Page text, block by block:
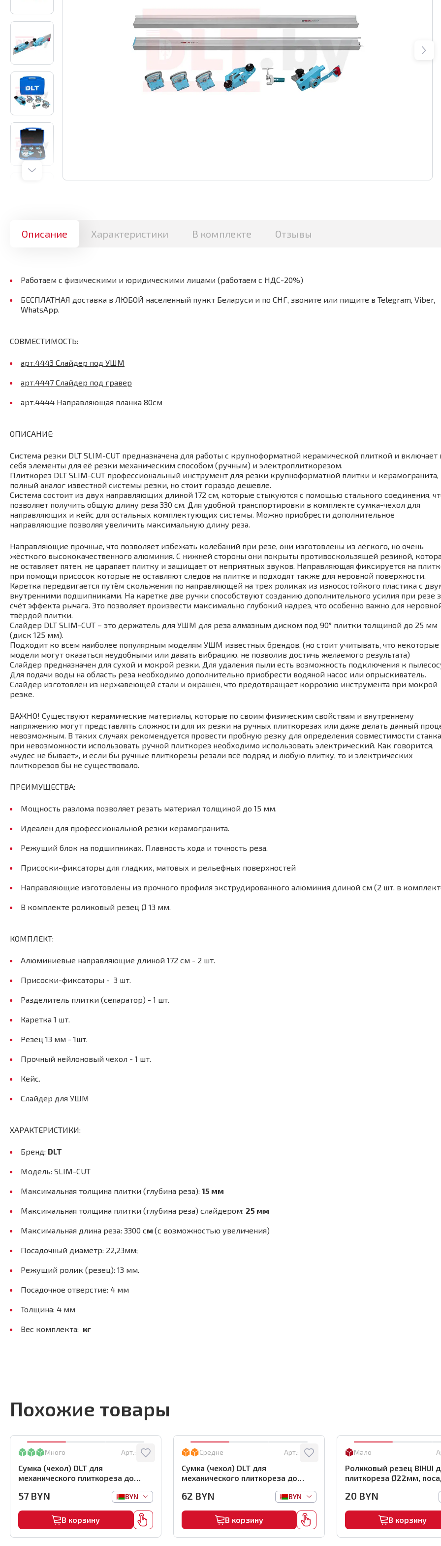
Описание Характеристики В комплекте Отзывы
Работаем с физическими и юридическими лицами (работаем с НДС-20%)
БЕСПЛАТНАЯ доставка в ЛЮБОЙ населенный пункт Беларуси и по СНГ, звоните или пищите в Telegram, Viber,
WhatsApp.
СОВМЕСТИМОСТЬ:
арт.4443 Слайдер под УШМ
арт.4447 Слайдер под гравер
арт.4444 Направляющая планка 80см
ОПИСАНИЕ:
Система резки DLT SLIM-CUT предназначена для работы с крупноформатной керамической плиткой и включает
себя элементы для её резки механическим способом (ручным) и электроплиткорезом.
Плиткорез DLT SLIM-CUT профессиональный инструмент для резки крупноформатной плитки и керамогранита,
полный аналог известной системы резки, но стоит гораздо дешевле.
Система состоит из двух направляющих длиной 172 см, которые стыкуются с помощью стального соединения,
позволяет получить общую длину реза 330 см. Для удобной транспортировки в комплекте сумка-чехол для
направляющих и кейс для остальных комплектующих системы. Можно приобрести дополнительное
направляющие позволяя увеличить максимальную длину реза.
Направляющие прочные, что позволяет избежать колебаний при резе, они изготовлены из лёгкого, но очень
жёсткого высококачественного алюминия. С нижней стороны они покрыты противоскользящей резиной,
не оставляет пятен, не царапает плитку и защищает от неприятных звуков. Направляющая фиксируется на
при помощи присосок которые не оставляют следов на плитке и подходят также для неровной поверхности.
Каретка передвигается путём скольжения по направляющей на трех роликах из износостойкого пластика с
внутренними подшипниками. На каретке две ручки способствуют созданию дополнительного усилия при резе
счёт эффекта рычага. Это позволяет произвести максимально глубокий надрез, что особенно важно для
твёрдой плитки.
Слайдер DLT SLIM-CUT – это держатель для УШМ для реза алмазным диском под 90° плитки толщиной до 25 мм
(диск 125 мм).
Подходит ко всем наиболее популярным моделям УШМ известных брендов. (но стоит учитывать, что некоторые
модели могут оказаться неудобными или давать вибрацию, не позволив достичь желаемого результата)
Слайдер предназначен для сухой и мокрой резки. Для удаления пыли есть возможность подключения к
Для подачи воды на область реза необходимо дополнительно приобрести водяной насос или опрыскиватель.
Слайдер изготовлен из нержавеющей стали и окрашен, что предотвращает коррозию инструмента при мокрой
резке.
ВАЖНО! Существуют керамические материалы, которые по своим физическим свойствам и внутреннему
напряжению могут представлять сложности для их резки на ручных плиткорезах или даже делать данный
невозможным. В таких случаях рекомендуется провести пробную резку для определения совместимости
при невозможности использовать ручной плиткорез необходимо использовать электрический. Как говорится,
«чудес не бывает», и если бы ручные плиткорезы резали всё подряд и любую плитку, то и электрических
плиткорезов бы не существовало.
ПРЕИМУЩЕСТВА:
Мощность разлома позволяет резать материал толщиной до 15 мм.
Идеален для профессиональной резки керамогранита.
Режущий блок на подшипниках. Плавность хода и точность реза.
Присоски-фиксаторы для гладких, матовых и рельефных поверхностей
Направляющие изготовлены из прочного профиля экструдированного алюминия длиной см (2 шт. в
В комплекте роликовый резец Ø 13 мм.
КОМПЛЕКТ:
Алюминиевые направляющие длиной 172 см - 2 шт.
Присоски-фиксаторы - 3 шт.
Разделитель плитки (сепаратор) - 1 шт.
Каретка 1 шт.
Резец 13 мм - 1шт.
Прочный нейлоновый чехол - 1 шт.
Кейс.
Слайдер для УШМ
ХАРАКТЕРИСТИКИ:
Бренд: DLT
Модель: SLIM-CUT
Максимальная толщина плитки (глубина реза): 15 мм
Максимальная толщина плитки (глубина реза) слайдером: 25 мм
Максимальная длина реза: 3300 см (с возможностью увеличения)
Посадочный диаметр: 22,23мм;
Режущий ролик (резец): 13 мм.
Посадочное отверстие: 4 мм
Толщина: 4 мм
Вес комплекта: кг
Похожие товары
Много Арт.: 0863
Сумка (чехол) DLT для
механического плиткореза до
57 BYN BYN
В корзину
Средне Арт.: 0864
Сумка (чехол) DLT для
механического плиткореза до
62 BYN BYN
В корзину
Мало
Роликовый резец BIHUI
плиткореза Ø22мм,
20 BYN
В корзину